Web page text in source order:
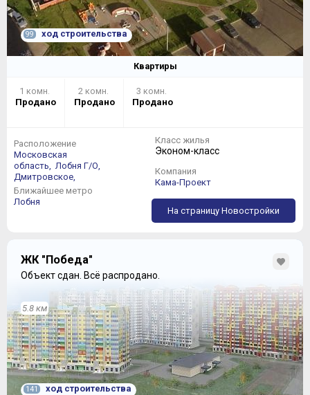
99 ход строительства
Квартиры
1 комн.
Продано
2 комн.
Продано
3 комн.
Продано
Расположение
Московская
область, Лобня Г/О,
Дмитровское,
Ближайшее метро
Лобня
Класс жилья
Эконом-класс
Компания
Кама-Проект
На страницу Новостройки
ЖК "Победа"
Объект сдан. Всё распродано.
5.8 км
141 ход строительства